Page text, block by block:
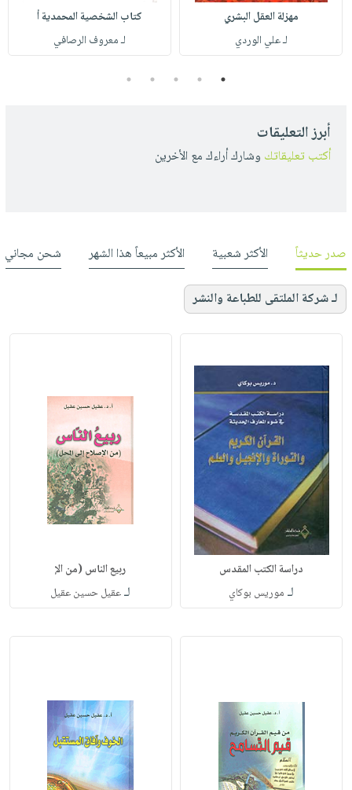
مهزلة العقل البشري
لـ علي الوردي
كتاب الشخصية المحمدية أ
لـ معروف الرصافي
1
2
3
4
5
أبرز التعليقات
أكتب تعليقاتك وشارك أراءك مع الأخرين
صدر حديثاً الأكثر شعبية الأكثر مبيعاً هذا الشهر شحن مجاني
لـ شركة الملتقى للطباعة والنشر
دراسة الكتب المقدس
لـ موريس بوكاي
ربيع الناس (من الإ
لـعقيل حسين عقيل